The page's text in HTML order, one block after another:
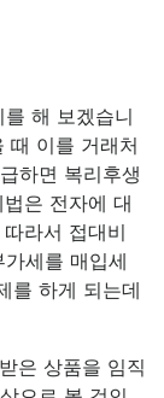
해 보겠습니
때 이를 거래처
하면 복리후생
은 전자에 대
라서 접대비
세를 매입세
를 하게 되는데
은 상품을 임직